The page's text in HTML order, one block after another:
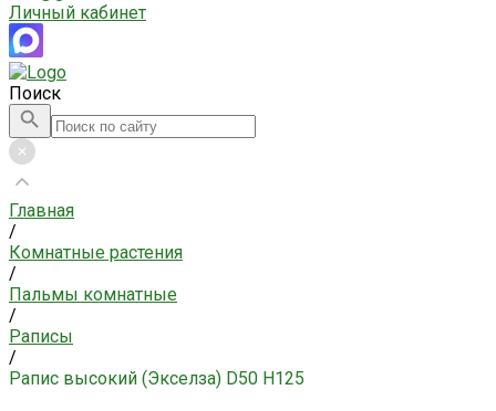
Личный кабинет
Поиск
Главная
/
Комнатные растения
/
Пальмы комнатные
/
Раписы
/
Рапис высокий (Экселза) D50 H125